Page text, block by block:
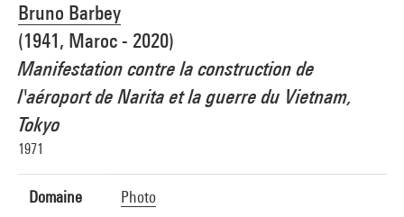
Bruno Barbey
(1941, Maroc - 2020)
Manifestation contre la construction de
l'aéroport de Narita et la guerre du Vietnam,
Tokyo
1971
Domaine Photo
Crédit photographique : Centre Pompidou, MNAM-CCI/Bertrand Prévost/Dist.
GrandPalaisRmn
Réf. image : 4N57664